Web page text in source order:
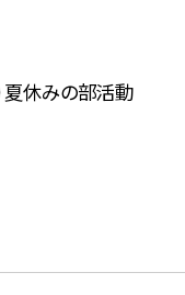
夏休みの部活動